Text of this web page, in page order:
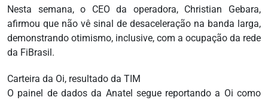
Nesta semana, o CEO da operadora, Christian Gebara,
afirmou que não vê sinal de desaceleração na banda larga,
demonstrando otimismo, inclusive, com a ocupação da rede
da FiBrasil.
Carteira da Oi, resultado da TIM
O painel de dados da Anatel segue reportando a Oi como